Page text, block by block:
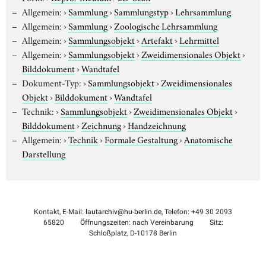
Allgemein:›Sammlung›Sammlungstyp›Lehrsammlung
Allgemein:›Sammlung›Zoologische Lehrsammlung
Allgemein:›Sammlungsobjekt›Artefakt›Lehrmittel
Allgemein:›Sammlungsobjekt›Zweidimensionales Objekt›
Bilddokument›Wandtafel
Dokument-Typ:›Sammlungsobjekt›Zweidimensionales
Objekt›Bilddokument›Wandtafel
Technik:›Sammlungsobjekt›Zweidimensionales Objekt›
Bilddokument›Zeichnung›Handzeichnung
Allgemein:›Technik›Formale Gestaltung›Anatomische
Darstellung
Kontakt, E-Mail: lautarchiv@hu-berlin.de, Telefon: +49 30 2093
65820
Öffnungszeiten: nach Vereinbarung
Sitz:
Schloßplatz, D-10178 Berlin